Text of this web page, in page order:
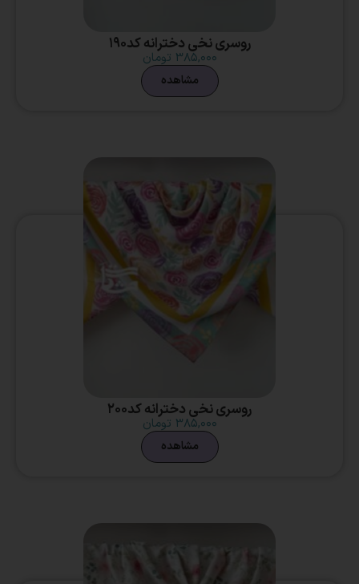
روسری نخی دخترانه کد190
۳۸۵,۰۰۰ تومان
مشاهده
روسری نخی دخترانه کد200
۳۸۵,۰۰۰ تومان
مشاهده